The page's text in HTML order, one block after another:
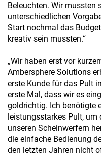
Beleuchten. Wir mussten
unterschiedlichen
Start nochmal das
kreativ sein mussten.“
„Wir haben erst vor
Ambersphere Solutions
erste Kunde für das Pult
erste Mal, dass wir es
goldrichtig. Ich benötigte
leistungsstarkes Pult,
unseren Scheinwerfern
die einfache Bedienung
den letzten Jahren nicht